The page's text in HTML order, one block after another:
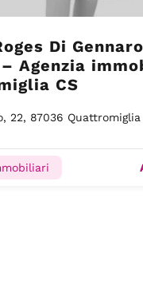
Di Gennaro
Agenzia
CS
22, 87036 Quattromiglia